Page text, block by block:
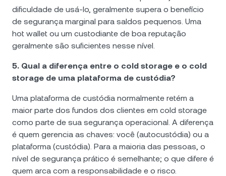
dificuldade de usá-lo, geralmente supera o benefício
de segurança marginal para saldos pequenos. Uma
hot wallet ou um custodiante de boa reputação
geralmente são suficientes nesse nível.
5. Qual a diferença entre o cold storage e o cold
storage de uma plataforma de custódia?
Uma plataforma de custódia normalmente retém a
maior parte dos fundos dos clientes em cold storage
como parte de sua segurança operacional. A diferença
é quem gerencia as chaves: você (autocustódia) ou a
plataforma (custódia). Para a maioria das pessoas, o
nível de segurança prático é semelhante; o que difere é
quem arca com a responsabilidade e o risco.